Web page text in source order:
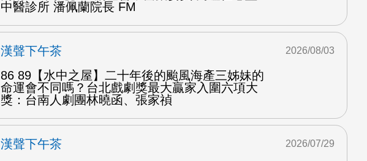
中醫診所 潘佩蘭院長 FM
漢聲下午茶
86 89【水中之屋】二十年後的颱風海產三姊妹的
命運會不同嗎？台北戲劇獎最大贏家入圍六項大
獎：台南人劇團林曉函、張家禎
2026/08/03
漢聲下午茶
2026/07/29